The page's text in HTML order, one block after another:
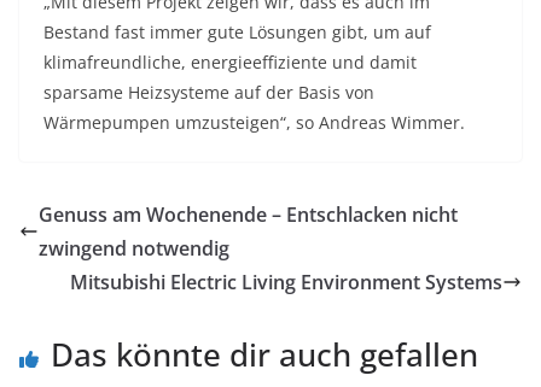
Bestand fast immer gute Lösungen gibt, um auf
klimafreundliche, energieeffiziente und damit
sparsame Heizsysteme auf der Basis von
Wärmepumpen umzusteigen“, so Andreas Wimmer.
Genuss am Wochenende – Entschlacken nicht
zwingend notwendig
Mitsubishi Electric Living Environment Systems
Das könnte dir auch gefallen